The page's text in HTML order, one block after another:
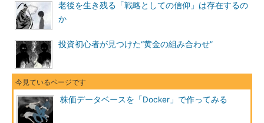
老後を生き残る「戦略としての信仰」は存在するの
か
投資初心者が見つけた“黄金の組み合わせ”
株価データベースを「Docker」で作ってみる